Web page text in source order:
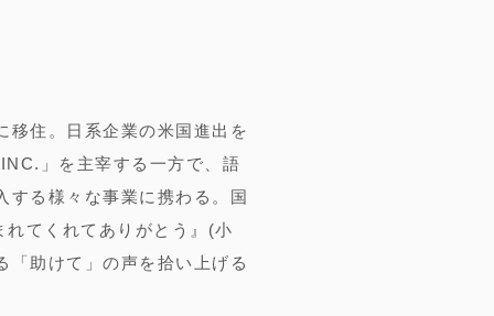
移住。日系企業の米国進出を
」を主宰する一方で、語
する様々な事業に携わる。国
てくれてありがとう』(小
助けて」の声を拾い上げる